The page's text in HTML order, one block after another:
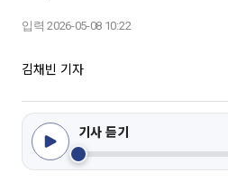
입력 2026-05-08 10:22
김채빈 기자
기사 듣기